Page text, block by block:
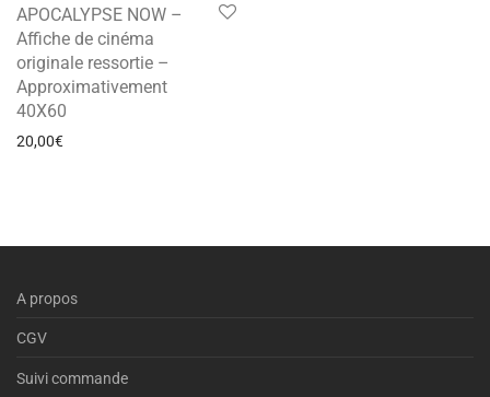
APOCALYPSE NOW –
Affiche de cinéma
originale ressortie –
Approximativement
40X60
20,00€
A propos
CGV
Suivi commande